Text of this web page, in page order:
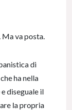
va posta.
di
ha nella
diseguale il
la propria